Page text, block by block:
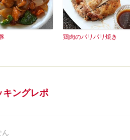
鶏肉のパリパリ焼き
キングレポ
ん